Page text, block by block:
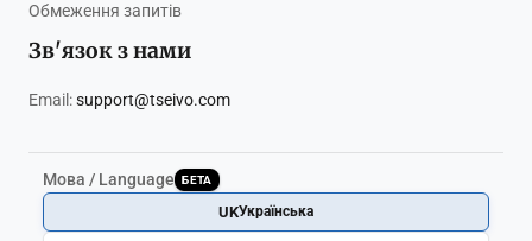
Обмеження запитів
Зв'язок з нами
Email:support@tseivo.com
Мова / Language БЕТА
UKУкраїнська